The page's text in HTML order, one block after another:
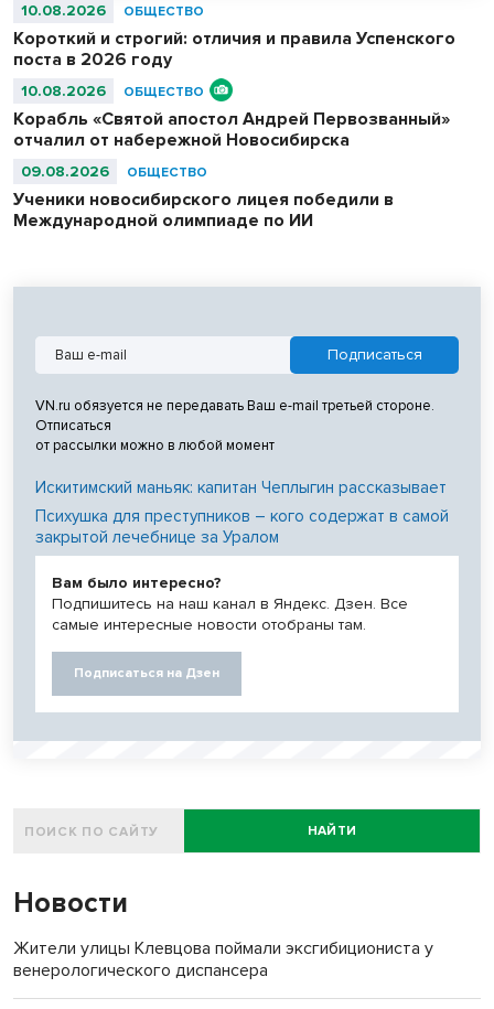
10.08.2026 ОБЩЕСТВО
Короткий и строгий: отличия и правила Успенского
поста в 2026 году
10.08.2026 ОБЩЕСТВО
Корабль «Святой апостол Андрей Первозванный»
отчалил от набережной Новосибирска
09.08.2026 ОБЩЕСТВО
Ученики новосибирского лицея победили в
Международной олимпиаде по ИИ
VN.ru обязуется не передавать Ваш e-mail третьей стороне.
Отписаться
от рассылки можно в любой момент
Искитимский маньяк: капитан Чеплыгин рассказывает
Психушка для преступников – кого содержат в самой
закрытой лечебнице за Уралом
Вам было интересно?
Подпишитесь на наш канал в Яндекс. Дзен. Все
самые интересные новости отобраны там.
Подписаться на Дзен
НАЙТИ
Новости
Жители улицы Клевцова поймали эксгибициониста у
венерологического диспансера